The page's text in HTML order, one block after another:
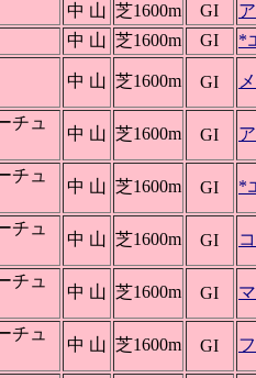
中 山 芝1600m GI
中 山 芝1600m GI *
中 山 芝1600m GI
チュ
中 山 芝1600m GI
チュ
中 山 芝1600m GI *
チュ
中 山 芝1600m GI
チュ
中 山 芝1600m GI
チュ
中 山 芝1600m GI